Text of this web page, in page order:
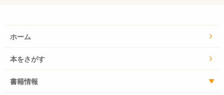
ホーム
本をさがす
書籍情報